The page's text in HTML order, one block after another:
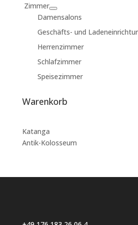
Zimmer
Damensalons
Geschäfts- und
Herrenzimmer
Schlafzimmer
Speisezimmer
Warenkorb
Katanga
Antik-Kolosseum